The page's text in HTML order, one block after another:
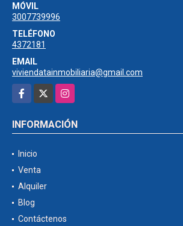
MÓVIL
3007739996
TELÉFONO
4372181
EMAIL
viviendatainmobiliaria@gmail.com
Facebook
Instagram
INFORMACIÓN
Inicio
Venta
Alquiler
Blog
Contáctenos